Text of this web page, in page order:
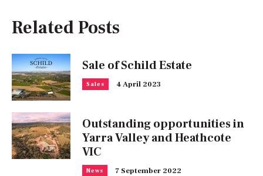
Related Posts
Sale of Schild Estate
Sales 4 April 2023
Outstanding opportunities in
Yarra Valley and Heathcote
VIC
News 7 September 2022